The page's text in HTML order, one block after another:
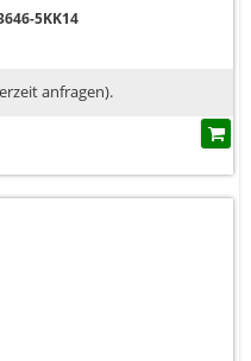
5KK14
anfragen).